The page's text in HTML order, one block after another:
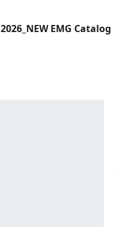
2026_NEW EMG Catalog